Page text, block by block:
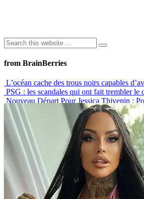
from BrainBerries
L’océan cache des trous noirs capables
PSG : les scandales qui ont fait trembler le
Nouveau Départ Pour Jessica Thivenin :
Maison À Dubaï Marque Un Vrai Tournant
Langage corporel : les lèvres disent
ne le pense
10 Histoires De Tatouages Qui Montrent
“Juste Un Dessin”
Advertisements